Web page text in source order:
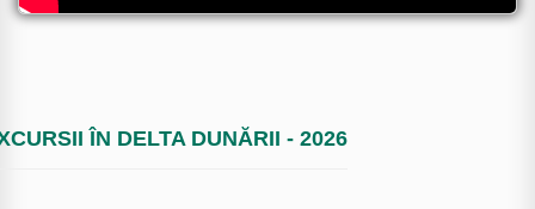
ÎN DELTA DUNĂRII - 2026